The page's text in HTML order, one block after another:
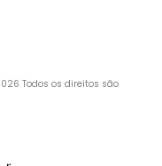
Todos os direitos são